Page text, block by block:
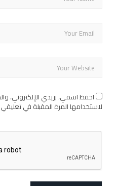
احفظ اسمي، بريدي الإلكتروني،
لاستخدامها المرة المقبلة في تعليقي.